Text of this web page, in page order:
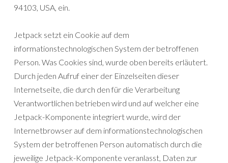
94103, USA, ein.
Jetpack setzt ein Cookie auf dem
informationstechnologischen System der betroffenen
Person. Was Cookies sind, wurde oben bereits erläutert.
Durch jeden Aufruf einer der Einzelseiten dieser
Internetseite, die durch den für die Verarbeitung
Verantwortlichen betrieben wird und auf welcher eine
Jetpack-Komponente integriert wurde, wird der
Internetbrowser auf dem informationstechnologischen
System der betroffenen Person automatisch durch die
jeweilige Jetpack-Komponente veranlasst, Daten zur